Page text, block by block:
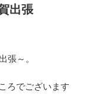
出張
張～。
ろでございます